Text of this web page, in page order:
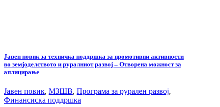
Јавен повик за техничка поддршка за промотивни активности
во земјоделството и руралниот развој – Отворена можност за
аплицирање
Јавен повик, МЗШВ, Програма за рурален развој,
Финансиска поддршка